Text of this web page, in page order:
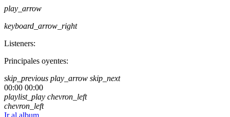
play_arrow
keyboard_arrow_right
Listeners:
Principales oyentes:
skip_previous play_arrow skip_next
00:00 00:00
playlist_play chevron_left
chevron_left
Ir al album